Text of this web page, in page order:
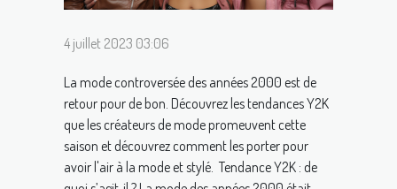
4 juillet 2023 03:06
La mode controversée des années 2000 est de
retour pour de bon. Découvrez les tendances Y2K
que les créateurs de mode promeuvent cette
saison et découvrez comment les porter pour
avoir l'air à la mode et stylé. Tendance Y2K : de